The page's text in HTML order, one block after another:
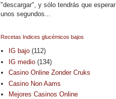
"descargar", y sólo tendrás que esperar
unos segundos...
Recetas Indices glucémicos bajos
IG bajo (112)
IG medio (134)
Casino Online Zonder Cruks
Casino Non Aams
Mejores Casinos Online